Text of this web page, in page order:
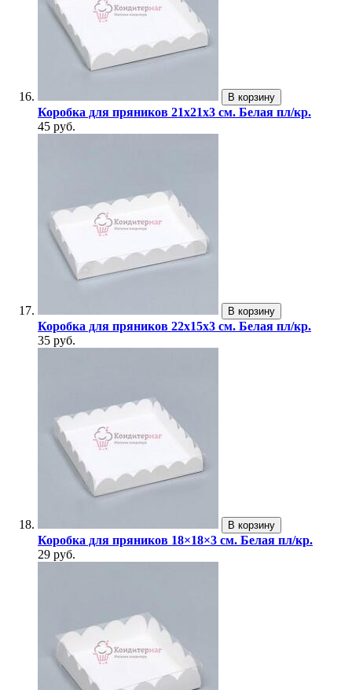
В корзину
Коробка для пряников 21х21х3 см. Белая пл/кр.
45 руб.
В корзину
Коробка для пряников 22х15х3 см. Белая пл/кр.
35 руб.
В корзину
Коробка для пряников 18×18×3 см. Белая пл/кр.
29 руб.